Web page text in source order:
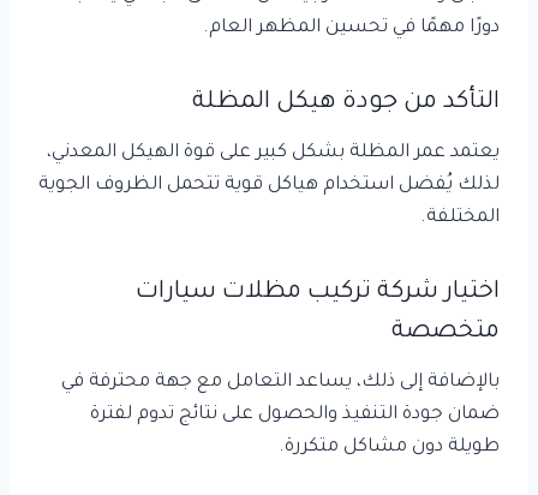
دورًا مهمًا في تحسين المظهر العام.
التأكد من جودة هيكل المظلة
يعتمد عمر المظلة بشكل كبير على قوة الهيكل المعدني،
لذلك يُفضل استخدام هياكل قوية تتحمل الظروف الجوية
المختلفة.
اختيار شركة تركيب مظلات سيارات
متخصصة
بالإضافة إلى ذلك، يساعد التعامل مع جهة محترفة في
ضمان جودة التنفيذ والحصول على نتائج تدوم لفترة
طويلة دون مشاكل متكررة.